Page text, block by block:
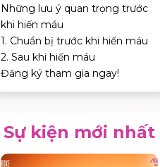
Những lưu ý quan trọng trước
khi hiến máu
1. Chuẩn bị trước khi hiến máu
2. Sau khi hiến máu
Đăng ký tham gia ngay!
Sự kiện mới nhất